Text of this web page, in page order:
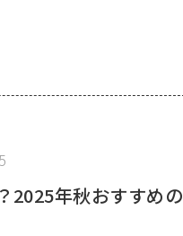
2025年秋おすすめの